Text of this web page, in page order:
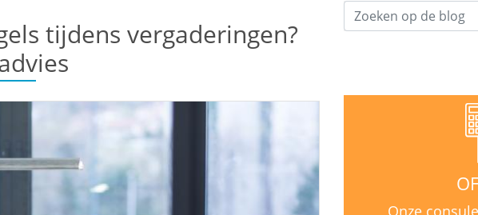
tijdens vergaderingen?
Onze